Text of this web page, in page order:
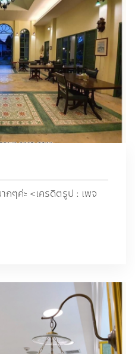
ๆค่ะ <เครดิตรูป : เพจ